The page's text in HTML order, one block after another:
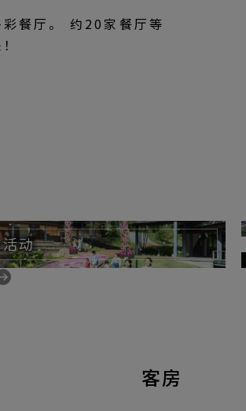
餐厅。 约20家餐厅等
动
客房